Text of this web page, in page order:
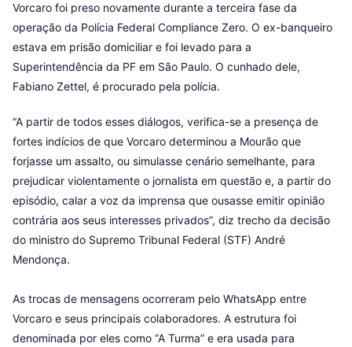
Vorcaro foi preso novamente durante a terceira fase da
operação da Polícia Federal Compliance Zero. O ex-banqueiro
estava em prisão domiciliar e foi levado para a
Superintendência da PF em São Paulo. O cunhado dele,
Fabiano Zettel, é procurado pela polícia.
“A partir de todos esses diálogos, verifica-se a presença de
fortes indícios de que Vorcaro determinou a Mourão que
forjasse um assalto, ou simulasse cenário semelhante, para
prejudicar violentamente o jornalista em questão e, a partir do
episódio, calar a voz da imprensa que ousasse emitir opinião
contrária aos seus interesses privados”, diz trecho da decisão
do ministro do Supremo Tribunal Federal (STF) André
Mendonça.
As trocas de mensagens ocorreram pelo WhatsApp entre
Vorcaro e seus principais colaboradores. A estrutura foi
denominada por eles como “A Turma” e era usada para